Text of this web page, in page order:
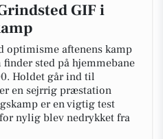
GIF i
optimisme aftenens kamp
sted på hjemmebane
Holdet går ind til
en sejrrig præstation
er en vigtig test
nylig blev nedrykket fra